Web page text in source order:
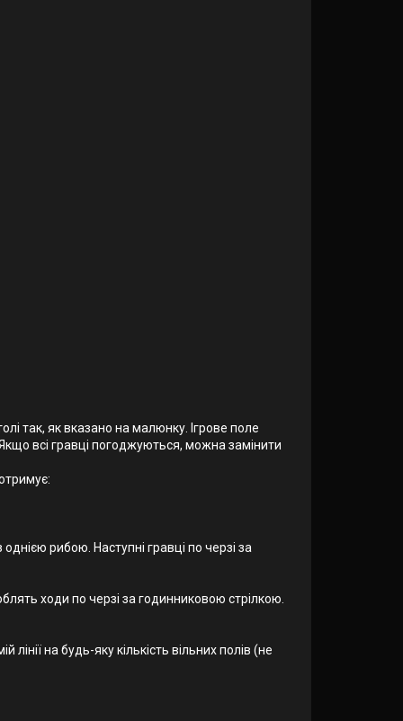
так, як вказано на малюнку. Ігрове поле
всі гравці погоджуються, можна замінити
рибою. Наступні гравці по черзі за
ходи по черзі за годинниковою стрілкою.
на будь-яку кількість вільних полів (не